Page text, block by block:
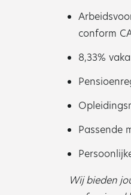
conform
8,33%
Passende
Wij bieden